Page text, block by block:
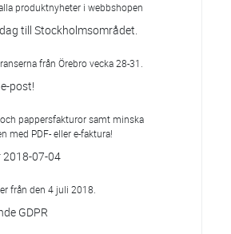
produktnyheter i webbshopen
till Stockholmsområdet.
från Örebro vecka 28-31.
post!
pappersfakturor samt minska
med PDF- eller e-faktura!
2018-07-04
från den 4 juli 2018.
GDPR